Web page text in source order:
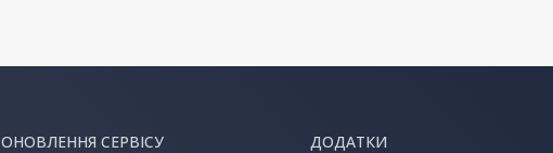
ОНОВЛЕННЯ СЕРВІСУ ДОДАТКИ